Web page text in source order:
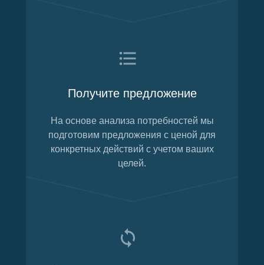
Получите предложение
На основе анализа потребностей мы
подготовим предложения с ценой для
конкретных действий с учетом ваших
целей.